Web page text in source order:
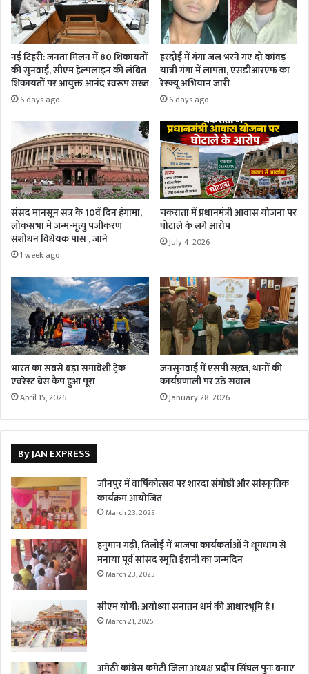
नई टिहरी: जनता मिलन में 80 शिकायतों
की सुनवाई, सीएम हेल्पलाइन की लंबित
शिकायतों पर आयुक्त आनंद स्वरूप सख्त
6 days ago
हरदोई में गंगा जल भरने गए दो कांवड़
यात्री गंगा में लापता, एसडीआरएफ का
रेस्क्यू अभियान जारी
6 days ago
संसद मानसून सत्र के 10वें दिन हंगामा,
लोकसभा में जन्म-मृत्यु पंजीकरण
संशोधन विधेयक पास , जाने
1 week ago
चकराता में प्रधानमंत्री आवास योजना पर
घोटाले के लगे आरोप
July 4, 2026
भारत का सबसे बड़ा समावेशी ट्रेक
एवरेस्ट बेस कैंप हुआ पूरा
April 15, 2026
जनसुनवाई में एसपी सख़्त, थानों की
कार्यप्रणाली पर उठे सवाल
January 28, 2026
By JAN EXPRESS
जौनपुर में वार्षिकोत्सव पर शारदा संगोष्ठी और सांस्कृतिक
कार्यक्रम आयोजित
March 23, 2025
हनुमान गढ़ी, तिलोई में भाजपा कार्यकर्ताओं ने धूमधाम से
मनाया पूर्व सांसद स्मृति ईरानी का जन्मदिन
March 23, 2025
सीएम योगी: अयोध्या सनातन धर्म की आधारभूमि है !
March 21, 2025
अमेठी कांग्रेस कमेटी जिला अध्यक्ष प्रदीप सिंघल पुनः बनाए